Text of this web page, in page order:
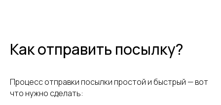
Как отправить посылку?
Процесс отправки посылки простой и быстрый — вот
что нужно сделать: